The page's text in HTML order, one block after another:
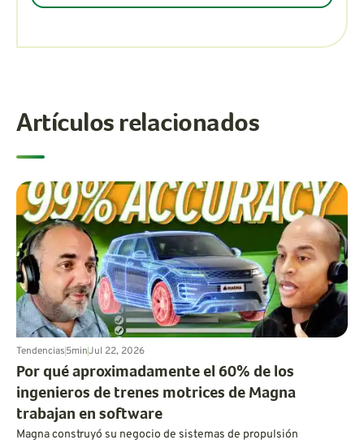
Artículos relacionados
Tendencias5minJul 22, 2026
Por qué aproximadamente el 60% de los
ingenieros de trenes motrices de Magna
trabajan en software
Magna construyó su negocio de sistemas de propulsión